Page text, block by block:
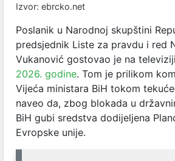
Izvor: ebrcko.net
Poslanik u Narodnoj skupštini
predsjednik Liste za pravdu i red
Vukanović gostovao je na
2026. godine. Tom je prilikom
Vijeća ministara BiH tokom
naveo da, zbog blokada u
BiH gubi sredstva dodijeljena
Evropske unije.